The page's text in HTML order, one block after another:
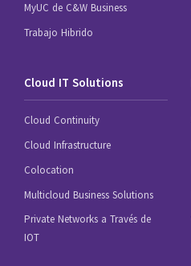
MyUC de C&W Business
Trabajo Hibrido
Cloud IT Solutions
Cloud Continuity
Cloud Infrastructure
Colocation
Multicloud Business Solutions
Private Networks a Través de
IOT